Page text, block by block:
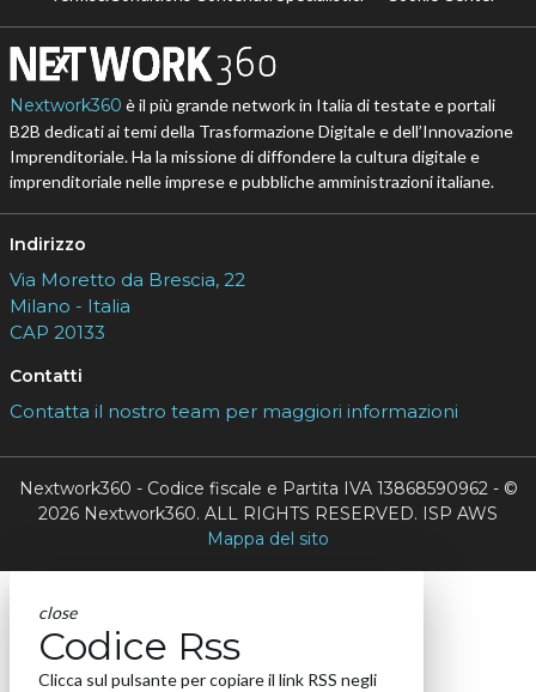
Nextwork360 è il più grande network in Italia di testate e portali
B2B dedicati ai temi della Trasformazione Digitale e dell’Innovazione
Imprenditoriale. Ha la missione di diffondere la cultura digitale e
imprenditoriale nelle imprese e pubbliche amministrazioni italiane.
Indirizzo
Via Moretto da Brescia, 22
Milano - Italia
CAP 20133
Contatti
Contatta il nostro team per maggiori informazioni
Nextwork360 - Codice fiscale e Partita IVA 13868590962 - ©
2026 Nextwork360. ALL RIGHTS RESERVED. ISP AWS
Mappa del sito
close
Codice Rss
Clicca sul pulsante per copiare il link RSS negli